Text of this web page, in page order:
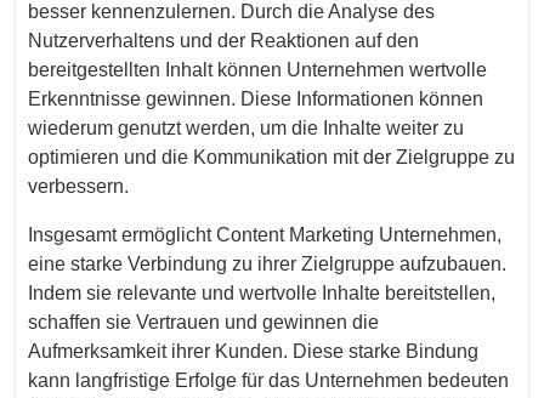
besser kennenzulernen. Durch die Analyse des
Nutzerverhaltens und der Reaktionen auf den
bereitgestellten Inhalt können Unternehmen wertvolle
Erkenntnisse gewinnen. Diese Informationen können
wiederum genutzt werden, um die Inhalte weiter zu
optimieren und die Kommunikation mit der Zielgruppe zu
verbessern.
Insgesamt ermöglicht Content Marketing Unternehmen,
eine starke Verbindung zu ihrer Zielgruppe aufzubauen.
Indem sie relevante und wertvolle Inhalte bereitstellen,
schaffen sie Vertrauen und gewinnen die
Aufmerksamkeit ihrer Kunden. Diese starke Bindung
kann langfristige Erfolge für das Unternehmen bedeuten